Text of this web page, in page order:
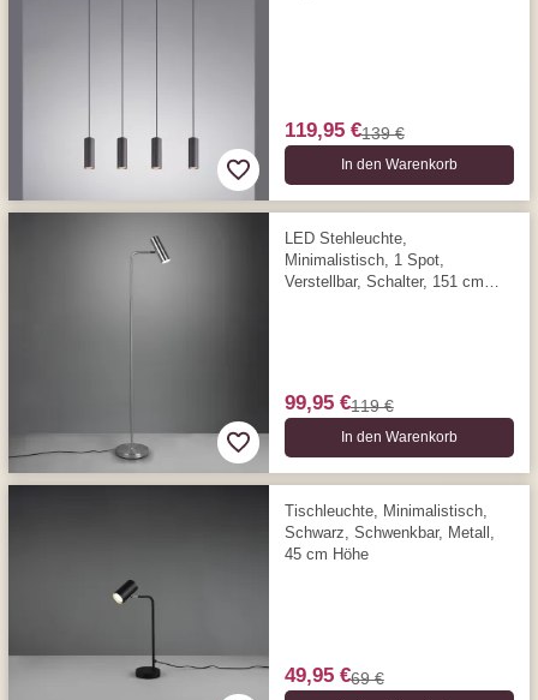
119,95 €139 €
In den Warenkorb
LED Stehleuchte,
Minimalistisch, 1 Spot,
Verstellbar, Schalter, 151 cm
99,95 €119 €
In den Warenkorb
Tischleuchte, Minimalistisch,
Schwarz, Schwenkbar, Metall,
45 cm Höhe
49,95 €69 €